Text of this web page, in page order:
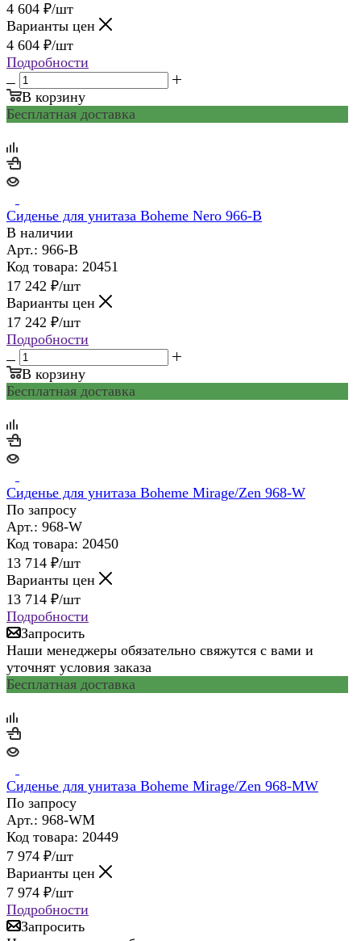
4 604 ₽/шт
Варианты цен
4 604 ₽/шт
Подробности
В корзину
Бесплатная доставка
Сиденье для унитаза Boheme Nero 966-B
В наличии
Арт.: 966-B
Код товара: 20451
17 242 ₽/шт
Варианты цен
17 242 ₽/шт
Подробности
В корзину
Бесплатная доставка
Сиденье для унитаза Boheme Mirage/Zen 968-W
По запросу
Арт.: 968-W
Код товара: 20450
13 714 ₽/шт
Варианты цен
13 714 ₽/шт
Подробности
Запросить
Наши менеджеры обязательно свяжутся с вами и
уточнят условия заказа
Бесплатная доставка
Сиденье для унитаза Boheme Mirage/Zen 968-MW
По запросу
Арт.: 968-WM
Код товара: 20449
7 974 ₽/шт
Варианты цен
7 974 ₽/шт
Подробности
Запросить